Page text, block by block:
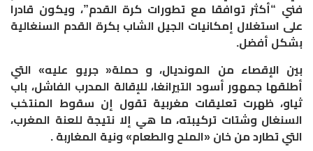
فني “أكثر توافقا مع تطورات كرة القدم”، ويكون قادرا
على استغلال إمكانيات الجيل الشاب بكرة القدم السنغالية
بشكل أفضل.
بين الإقصاء من المونديال، و حملة« جريو عليه» التي
أطلقها جمهور أسود التيرانغا، للإقالة المدرب الفاشل، باب
ثياو، ظهرت تعليقات مغربية تقول إن سقوط المنتخب
السنغال وشتات تركيبته، ما هي إلا نتيجة للعنة المغرب،
التي تطارد من خان «الملح والطعام» ونية المغاربة .